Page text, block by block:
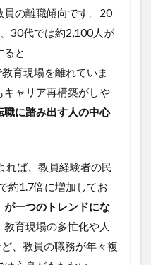
員の離職傾向です。20
30代では約2,100人が
ると
育現場を離れていま
ャリア再構築がしや
に踏み出す人の中心
れば、教員経験者の民
約1.7倍に増加してお
が一つのトレンドにな
教育現場の多忙化や人
、教員の職務が年々複